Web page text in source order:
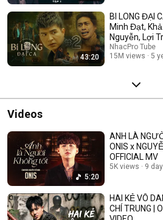
43:20
BI LONG ĐẠI
Minh Đạt,
Nguyễn, Lợi
Yang Hồ 2021
NhacPro Tube
15M views
5
Videos
5:20
ANH LÀ
ONIS x
OFFICIAL MV
5K views 9
HAI KẺ VÔ
CHÍ TRUNG |